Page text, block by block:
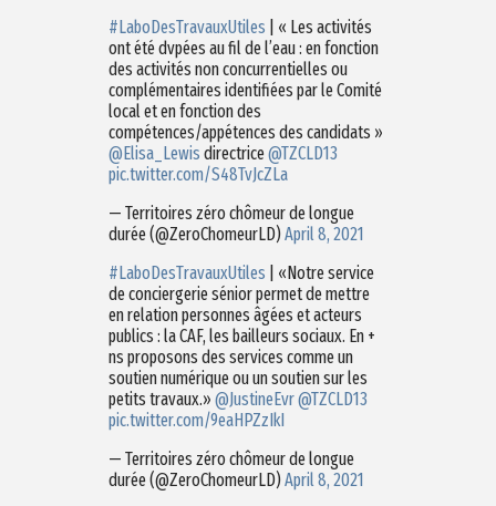
#LaboDesTravauxUtiles | « Les activités
ont été dvpées au fil de l’eau : en fonction
des activités non concurrentielles ou
complémentaires identifiées par le Comité
local et en fonction des
compétences/appétences des candidats »
@Elisa_Lewis directrice@TZCLD13
pic.twitter.com/S48TvJcZLa
— Territoires zéro chômeur de longue
durée (@ZeroChomeurLD)April 8, 2021
#LaboDesTravauxUtiles | «Notre service
de conciergerie sénior permet de mettre
en relation personnes âgées et acteurs
publics : la CAF, les bailleurs sociaux. En +
ns proposons des services comme un
soutien numérique ou un soutien sur les
petits travaux.» @JustineEvr@TZCLD13
pic.twitter.com/9eaHPZzIkI
— Territoires zéro chômeur de longue
durée (@ZeroChomeurLD)April 8, 2021